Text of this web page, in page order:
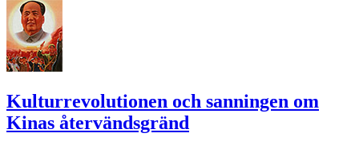
Kulturrevolutionen och sanningen om
Kinas återvändsgränd